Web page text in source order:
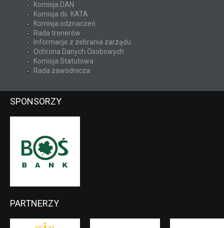
Komisja DAN
Komisja ds. KATA
Komisja odznaczeń
Rada trenerów
Informacje z zebrania zarządu
Ochrona Danych Osobowych
Komisja Statutowa
Rada zawodnicza
SPONSORZY
PARTNERZY